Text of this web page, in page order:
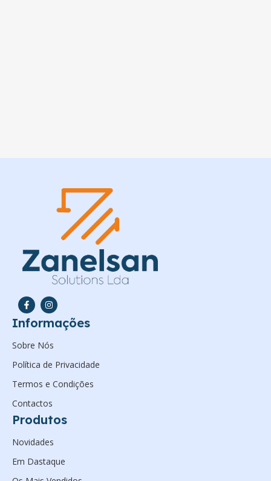
Informações
Sobre Nós
Política de Privacidade
Termos e Condições
Contactos
Produtos
Novidades
Em Dastaque